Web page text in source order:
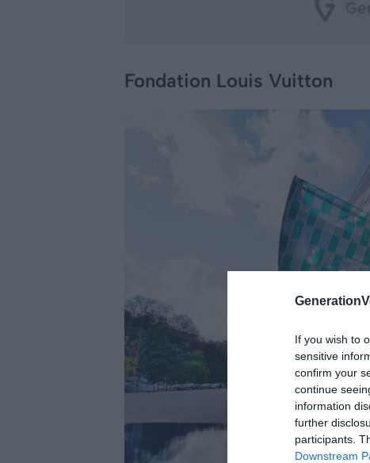
If you wish to
sensitive
confirm your
continue
information
further
participants.
Downstream
Fondation Louis Vuitton